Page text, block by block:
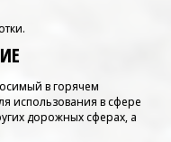
в горячем
использования в сфере
дорожных сферах, а